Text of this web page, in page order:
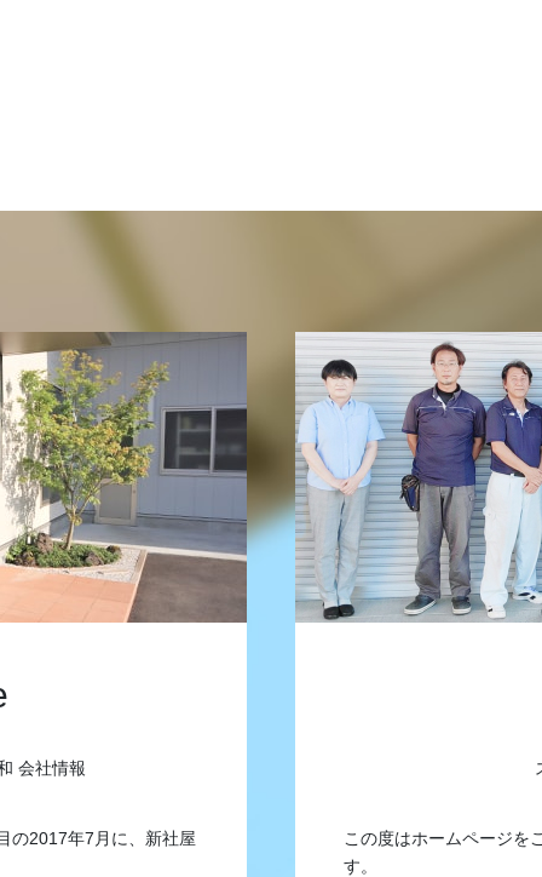
会社情報
の2017年7月に、新社屋
この度はホームページを
す。